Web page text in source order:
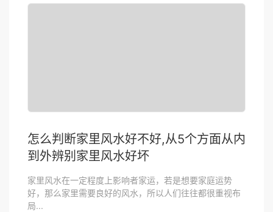
怎么判断家里风水好不好,从5个方面从内
到外辨别家里风水好坏
家里风水在一定程度上影响者家运，若是想要家庭运势
好，那么家里需要良好的风水，所以人们往往都很重视布
局...